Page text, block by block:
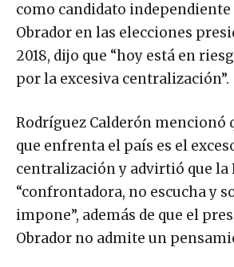
como candidato
Obrador en las elecciones
2018, dijo que “hoy está en
por la excesiva centralización”.
Rodríguez Calderón mencionó
que enfrenta el país es el
centralización y advirtió que la
“confrontadora, no escucha y
impone”, además de que el
Obrador no admite un